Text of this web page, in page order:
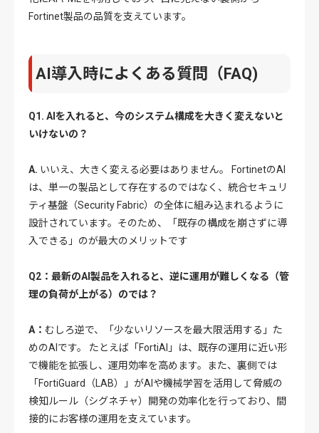
Fortinet製品の品質を支えています。
AI導入時によくある質問（FAQ)
Q1. AIを入れると、今のシステム構成を大きく変えないと
いけないの？
A. いいえ、大きく変える必要はありません。 FortinetのAI
は、単一の製品として存在するのではなく、統合セキュリ
ティ基盤（Security Fabric）の全体に組み込まれるように
設計されています。そのため、「既存の構成を崩さずに導
入できる」のが最大のメリットです
Q2：最新のAI製品を入れると、逆に運用が難しくなる（管
理の負荷が上がる）のでは？
A： むしろ逆で、「少ないリソースを最大限活用する」た
めのAIです。 たとえば「FortiAI」は、既存の運用に近い形
で機能を拡張し、運用効率を高めます。また、裏側では
「FortiGuard（LAB）」がAIや機械学習を活用して脅威の
検知ルール（シグネチャ）開発の効率化を行っており、間
接的にお客様の運用を支えています。